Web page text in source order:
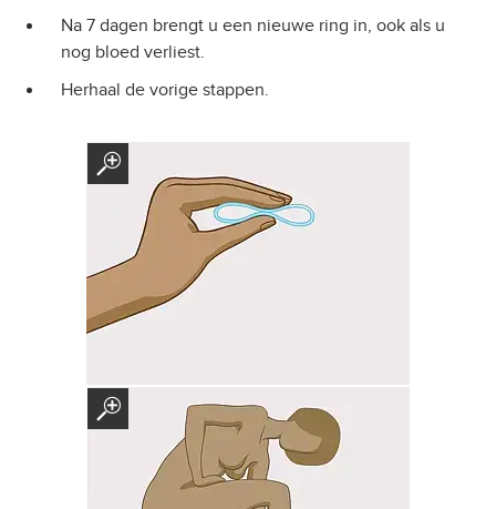
Na 7 dagen brengt u een nieuwe ring in, ook als u
nog bloed verliest.
Herhaal de vorige stappen.